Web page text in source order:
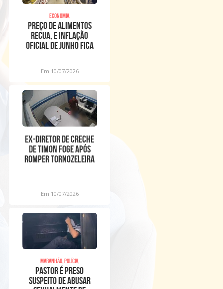
Economia,
Preço de alimentos
recua, e inflação
oficial de junho fica
Em 10/07/2026
Ex-diretor de creche
de Timon foge após
romper tornozeleira
Em 10/07/2026
Maranhão, Polícia,
Pastor é preso
suspeito de abusar